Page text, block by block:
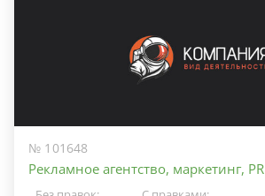
№ 101648
Рекламное агентство, маркетинг, PR